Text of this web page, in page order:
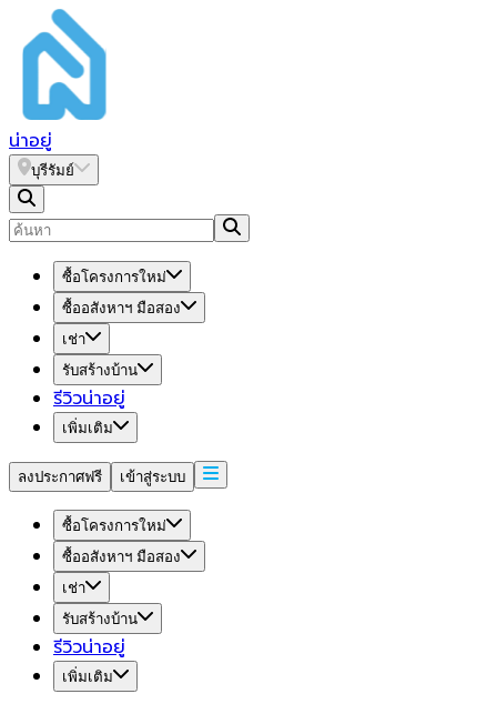
น่าอยู่
บุรีรัมย์
ซื้อโครงการใหม่
ซื้ออสังหาฯ มือสอง
เช่า
รับสร้างบ้าน
รีวิวน่าอยู่
เพิ่มเติม
ลงประกาศฟรี เข้าสู่ระบบ
ซื้อโครงการใหม่
ซื้ออสังหาฯ มือสอง
เช่า
รับสร้างบ้าน
รีวิวน่าอยู่
เพิ่มเติม